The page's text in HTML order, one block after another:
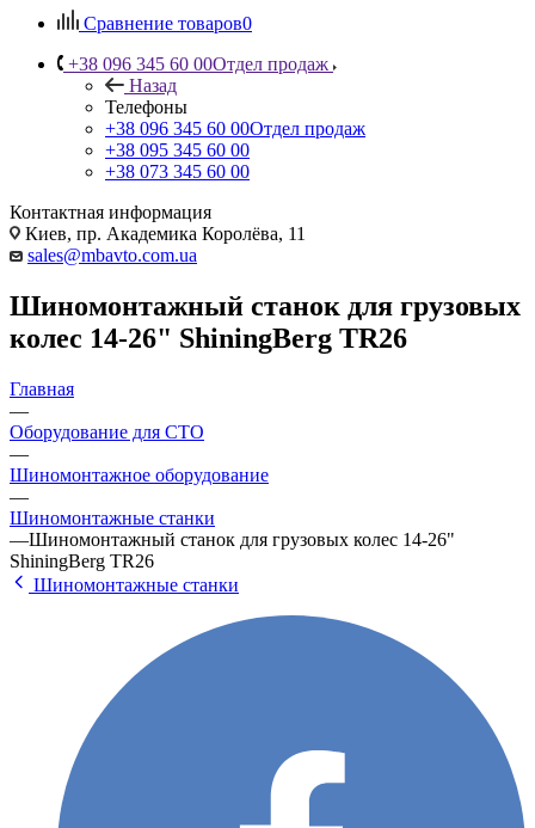
Сравнение товаров0
+38 096 345 60 00Отдел продаж
Назад
Телефоны
+38 096 345 60 00Отдел продаж
+38 095 345 60 00
+38 073 345 60 00
Контактная информация
Киев, пр. Академика Королёва, 11
sales@mbavto.com.ua
Шиномонтажный станок для грузовых
колес 14-26" ShiningBerg TR26
Главная
—
Оборудование для СТО
—
Шиномонтажное оборудование
—
Шиномонтажные станки
—Шиномонтажный станок для грузовых колес 14-26"
ShiningBerg TR26
Шиномонтажные станки